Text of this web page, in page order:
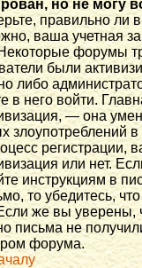
но не могу
правильно ли
ваша учетная
форумы
были
либо
в него войти.
— она
злоупотреблений
регистрации,
или нет.
инструкциям в
то убедитесь,
же вы уверены,
письма не
форума.